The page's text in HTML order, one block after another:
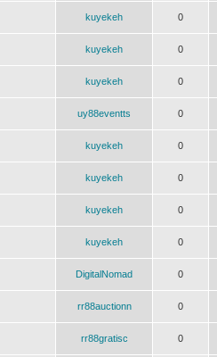
kuyekeh 0
kuyekeh 0
kuyekeh 0
uy88eventts 0
kuyekeh 0
kuyekeh 0
kuyekeh 0
kuyekeh 0
DigitalNomad 0
rr88auctionn 0
rr88gratisc 0